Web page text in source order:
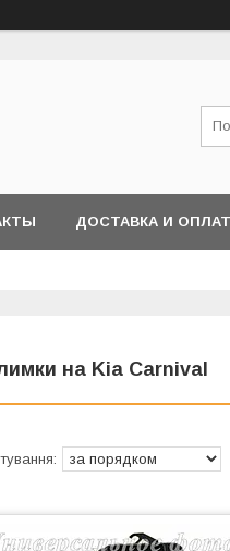
ДОСТАВКА И
на Kia Carnival